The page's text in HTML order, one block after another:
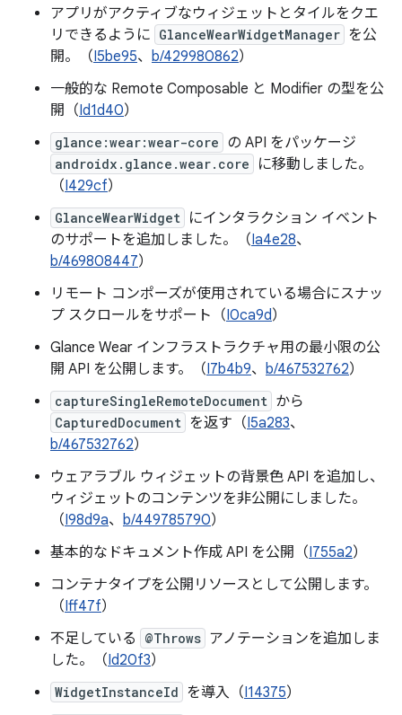
アプリがアクティブなウィジェットとタイルをクエ
リできるように GlanceWearWidgetManager を公
開。（I5be95、 b/429980862）
一般的な Remote Composable と Modifier の型を公
開（Id1d40）
glance:wear:wear-core の API をパッケージ
androidx.glance.wear.core
に移動しました。
（I429cf）
GlanceWearWidget にインタラクション イベント
のサポートを追加しました。（Ia4e28、
b/469808447）
リモート コンポーズが使用されている場合にスナッ
プ スクロールをサポート（I0ca9d）
Glance Wear インフラストラクチャ用の最小限の公
開 API を公開します。（I7b4b9、 b/467532762）
captureSingleRemoteDocument から
CapturedDocument を返す（I5a283、
b/467532762）
ウェアラブル ウィジェットの背景色 API を追加し、
ウィジェットのコンテンツを非公開にしました。
（I98d9a、 b/449785790）
基本的なドキュメント作成 API を公開（I755a2）
コンテナタイプを公開リソースとして公開します。
（Iff47f）
不足している
@Throws アノテーションを追加しま
した。（Id20f3）
WidgetInstanceId を導入（I14375）